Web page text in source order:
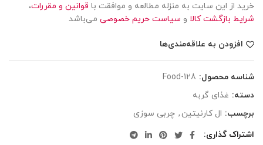
خرید از این سایت به منزله مطالعه و موافقت با قوانین و مقررات،
شرایط بازگشت کالا و سیاست حریم خصوصی می‌باشد
افزودن به علاقه‌مندی‌ها
شناسه محصول: Food-128
دسته: غذای گربه
برچسب: ال کارنیتین , چربی سوزی
اشتراک گذاری